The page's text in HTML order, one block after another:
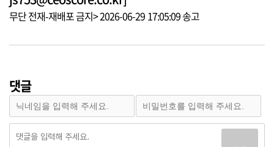
무단 전재-재배포 금지> 2026-06-29 17:05:09 송고
댓글